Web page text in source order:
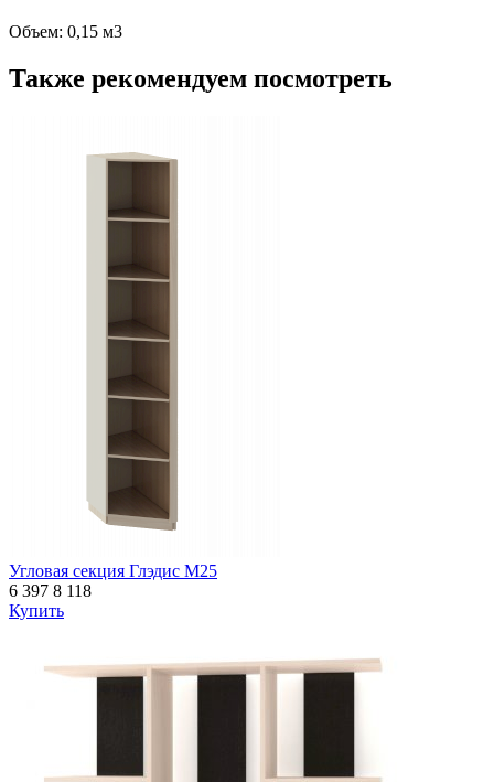
Объем: 0,15 м3
Также рекомендуем посмотреть
Угловая секция Глэдис М25
6 397 8 118
Купить